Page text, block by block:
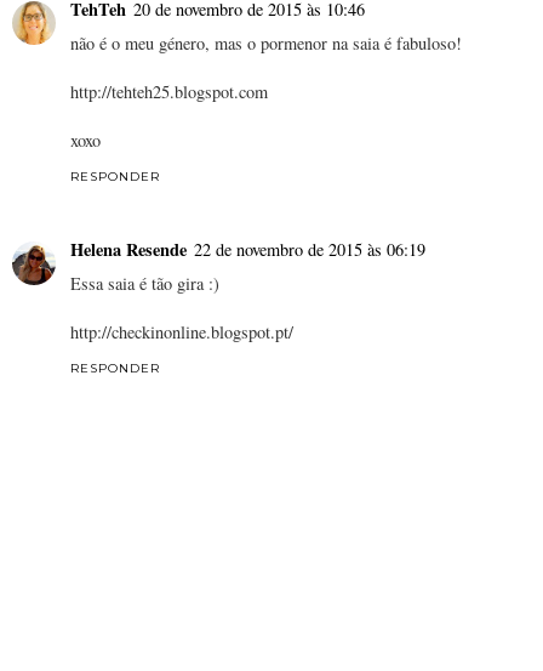
TehTeh 20 de novembro de 2015 às 10:46
não é o meu género, mas o pormenor na saia é fabuloso!
http://tehteh25.blogspot.com
xoxo
RESPONDER
Helena Resende 22 de novembro de 2015 às 06:19
Essa saia é tão gira :)
http://checkinonline.blogspot.pt/
RESPONDER